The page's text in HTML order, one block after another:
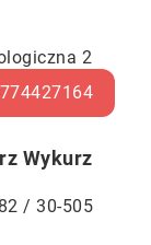
2
Wykurz
/ 30-505